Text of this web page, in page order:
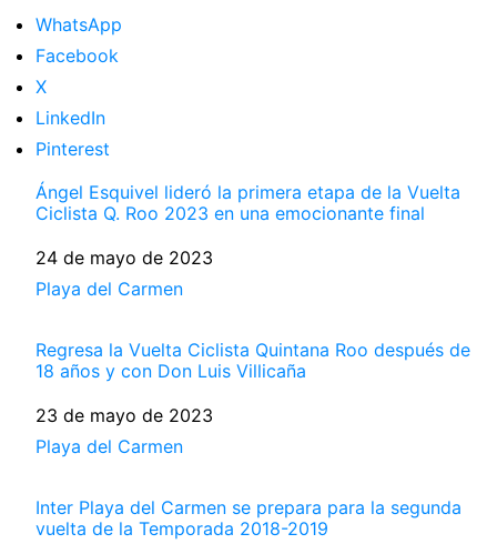
WhatsApp
Facebook
X
LinkedIn
Pinterest
Ángel Esquivel lideró la primera etapa de la Vuelta
Ciclista Q. Roo 2023 en una emocionante final
Fecha
24 de mayo de 2023
Respecto a
Playa del Carmen
Regresa la Vuelta Ciclista Quintana Roo después de
18 años y con Don Luis Villicaña
Fecha
23 de mayo de 2023
Respecto a
Playa del Carmen
Inter Playa del Carmen se prepara para la segunda
vuelta de la Temporada 2018-2019